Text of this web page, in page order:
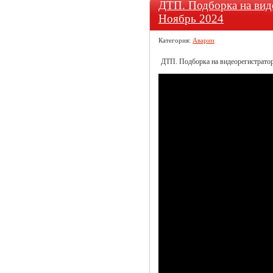
ДТП. Подборка на
Ноябрь 2024
Категория: Аварии
ДТП. Подборка на